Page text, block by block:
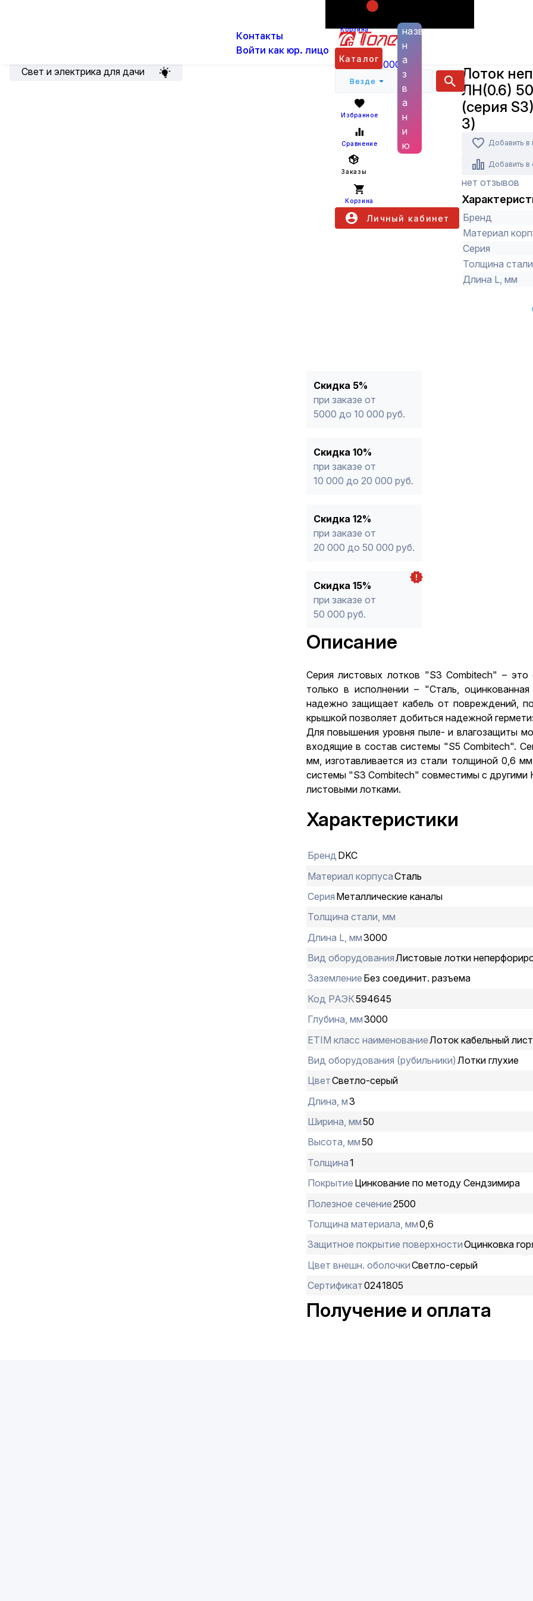
Контакты
Войти как юр. лицо
Корзина
+7 (800) 6000 600
Каталог
Везде
названию
н
а
з
в
а
н
и
ю
Избранное
Сравнение
Заказы
Корзина
Личный кабинет
Свет и электрика для дачи
Каталог Кабеленесущие системы и
неперфорированный ЛН(0.6) 50Х50Х3000 DKC
Лоток
ЛН(0.6)
(серия
3)
Добавить в
Добавить в
нет отзывов
Бренд
Материал
Серия
Толщина
Длина L, мм
Скидка 5%
при заказе от
5000 до 10 000 руб.
Скидка 10%
при заказе от
10 000 до 20 000 руб.
Скидка 12%
при заказе от
20 000 до 50 000 руб.
Скидка 15%
при заказе от
50 000 руб.
Описание
Серия листовых лотков "S3 Combitech" – это
только в исполнении – "Сталь,
надежно защищает кабель от повреждений,
крышкой позволяет добиться надежной
Для повышения уровня пыле- и влагозащиты
входящие в состав системы "S5 Combitech".
мм, изготавливается из стали толщиной 0,6
системы "S3 Combitech" совместимы с
листовыми лотками.
Характеристики
Бренд DKC
Материал корпусаСталь
Серия Металлические каналы
Толщина стали, мм
Длина L, мм3000
Вид оборудованияЛистовые лотки
Заземление Без соединит. разъема
Код РАЭК594645
Глубина, мм3000
ETIM класс наименованиеЛоток кабельный
Вид оборудования (рубильники) Лотки глухие
ЦветСветло-серый
Длина, м3
Ширина, мм50
Высота, мм50
Толщина1
Покрытие Цинкование по методу Сендзимира
Полезное сечение2500
Толщина материала, мм0,6
Защитное покрытие поверхностиОцинковка
Цвет внешн. оболочкиСветло-серый
Сертификат0241805
Получение и оплата